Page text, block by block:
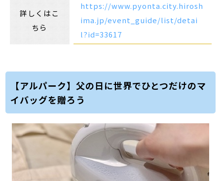
詳しくはこ
ちら
https://www.pyonta.city.hirosh
ima.jp/event_guide/list/detai
l?id=33617
【アルパーク】父の日に世界でひとつだけのマ
イバッグを贈ろう